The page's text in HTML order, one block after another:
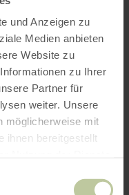
und Anzeigen zu
Medien anbieten
Website zu
zu Ihrer
Partner für
weiter. Unsere
möglicherweise mit
ihnen bereitgestellt